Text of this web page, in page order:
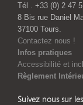
Tél . +33 (0) 2 47
8 Bis rue Daniel
37100 Tours.
Contactez nous !
Infos pratiques
Accessibilité et
Règlement
Suivez nous sur